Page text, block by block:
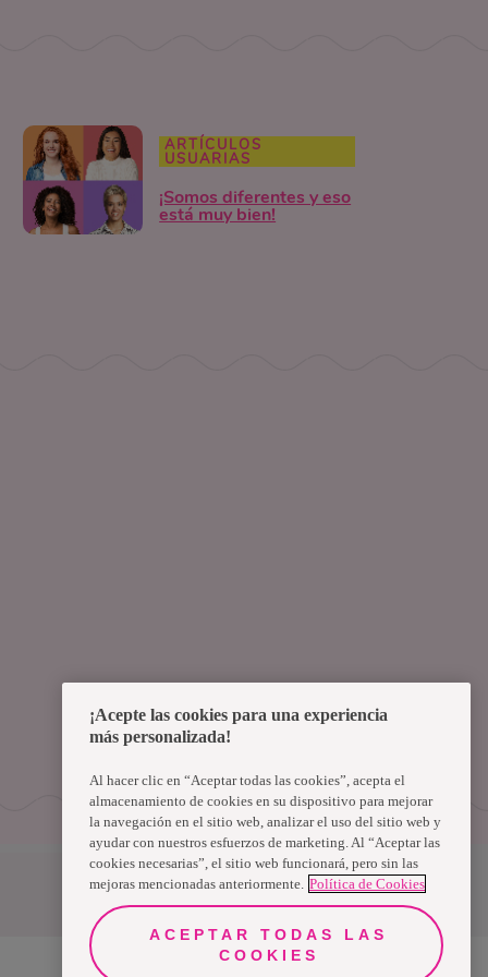
ARTÍCULOS
USUARIAS
¡Somos diferentes y eso
está muy bien!
Uruguay
¡Acepte las cookies para una experiencia
más personalizada!
Al hacer clic en “Aceptar todas las cookies”, acepta el
almacenamiento de cookies en su dispositivo para mejorar
la navegación en el sitio web, analizar el uso del sitio web y
ayudar con nuestros esfuerzos de marketing. Al “Aceptar las
cookies necesarias”, el sitio web funcionará, pero sin las
mejoras mencionadas anteriormente. Política de Cookies
ACEPTAR TODAS LAS
COOKIES